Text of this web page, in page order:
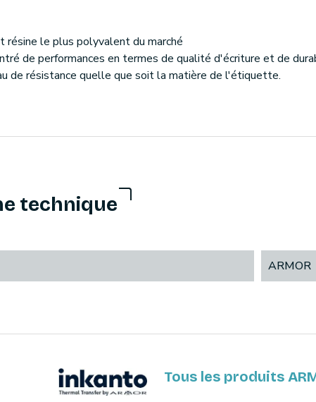
résine le plus polyvalent du marché
de performances en termes de qualité d'écriture et de
de résistance quelle que soit la matière de l'étiquette.
technique
ARMOR
Tous les produits